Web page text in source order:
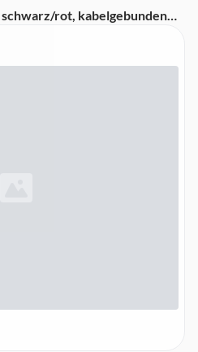
rot, kabelgebunden